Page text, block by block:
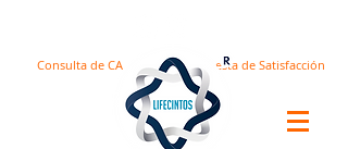
Encuesta de Satisfacción
Consulta de CA